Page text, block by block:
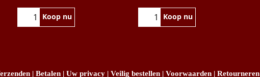
Koop nu Koop nu
| Betalen | Uw privacy | Veilig bestellen | Voorwaarden | Retourneren